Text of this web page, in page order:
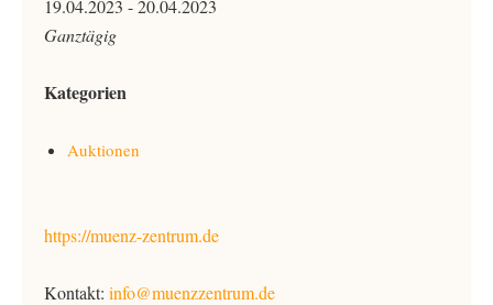
19.04.2023 - 20.04.2023
Ganztägig
Kategorien
Auktionen
https://muenz-zentrum.de
Kontakt: info@muenzzentrum.de